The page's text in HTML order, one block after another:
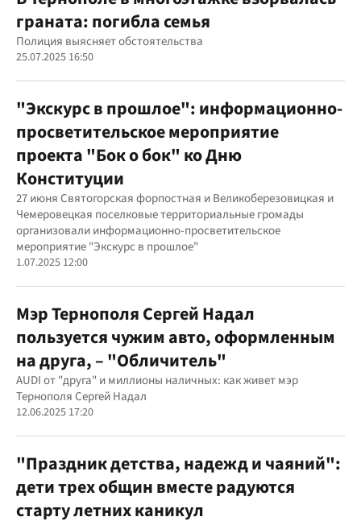
граната: погибла семья
Полиция выясняет обстоятельства
25.07.2025 16:50
"Экскурс в прошлое": информационно-
просветительское мероприятие
проекта "Бок о бок" ко Дню
Конституции
27 июня Святогорская форпостная и Великоберезовицкая и
Чемеровецкая поселковые территориальные громады
организовали информационно-просветительское
мероприятие "Экскурс в прошлое"
1.07.2025 12:00
Мэр Тернополя Сергей Надал
пользуется чужим авто, оформленным
на друга, – "Обличитель"
AUDI от "друга" и миллионы наличных: как живет мэр
Тернополя Сергей Надал
12.06.2025 17:20
"Праздник детства, надежд и чаяний":
дети трех общин вместе радуются
старту летних каникул